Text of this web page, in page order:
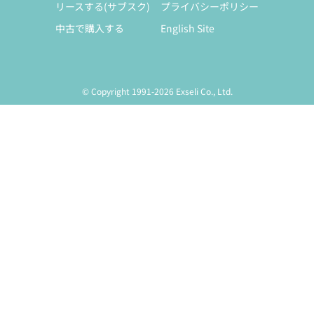
リースする(サブスク)
中古で購入する
プライバシーポリシー
English Site
© Copyright 1991-2026 Exseli Co., Ltd.